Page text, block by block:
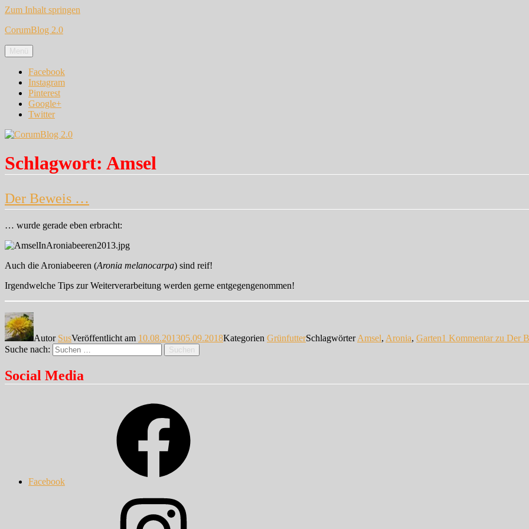
Zum Inhalt springen
CorumBlog 2.0
Menü
Facebook
Instagram
Pinterest
Google+
Twitter
Schlagwort: Amsel
Der Beweis …
… wurde gerade eben erbracht:
Auch die Aroniabeeren (Aronia melanocarpa) sind reif!
Irgendwelche Tips zur Weiterverarbeitung werden gerne entgegengenommen!
Autor SusVeröffentlicht am 10.08.201305.09.2018Kategorien GrünfutterSchlagwörterAmsel, Aronia, Garten1 Kommentarzu Der
Suche nach:
Suchen
Social Media
Facebook